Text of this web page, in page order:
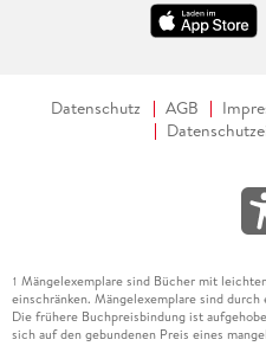
Datenschutz AGB
1 Mängelexemplare sind Bücher mit
einschränken. Mängelexemplare sind
Die frühere Buchpreisbindung ist
sich auf den gebundenen Preis eines